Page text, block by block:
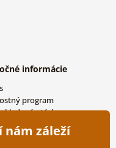
informácie
program
kladené otázky
nám záleží